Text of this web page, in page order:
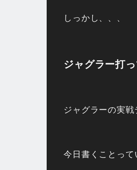
しっかし、、、
ジャグラー打
ジャグラーの実戦
今日書くことって